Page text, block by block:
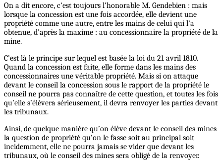
On a dit encore, c’est toujours l’honorable M. Gendebien : mais
lorsque la concession est une fois accordée, elle devient une
propriété comme une autre, entre les mains de celui qui l’a
obtenue, d’après la maxime : au concessionnaire la propriété de la
mine.
C’est là le principe sur lequel est basée la loi du 21 avril 1810.
Quand la concession est faite, elle forme dans les mains des
concessionnaires une véritable propriété. Mais si on attaque
devant le conseil la concession sous le rapport de la propriété le
conseil ne pourra pas connaître de cette question, et toutes les fois
qu’elle s’élèvera sérieusement, il devra renvoyer les parties devant
les tribunaux.
Ainsi, de quelque manière qu’on élève devant le conseil des mines
la question de propriété qu’on le fasse soit au principal soit
incidemment, elle ne pourra jamais se vider que devant les
tribunaux, où le conseil des mines sera obligé de la renvoyer.